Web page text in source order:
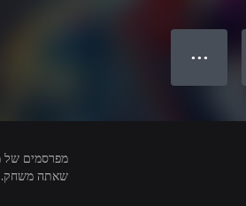
● ● ●
שאתה משחק.